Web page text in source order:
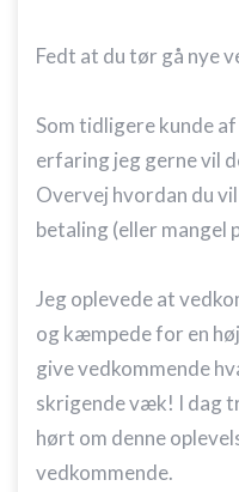
Fedt at du tør gå nye
Som tidligere kunde
erfaring jeg gerne vil
Overvej hvordan du
betaling (eller mangel
Jeg oplevede at
og kæmpede for en
give vedkommende
skrigende væk! I dag
hørt om denne
vedkommende.